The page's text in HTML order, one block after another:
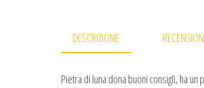
DESCRIZIONE
Pietra di luna dona buoni consigli, ha